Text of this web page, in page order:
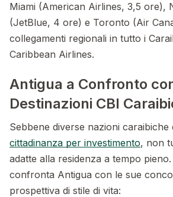
Miami (American Airlines, 3,5 ore),
(JetBlue, 4 ore) e Toronto (Air
collegamenti regionali in tutto i
Caribbean Airlines.
Antigua a Confronto
Destinazioni CBI
Sebbene diverse nazioni
cittadinanza per investimento, non
adatte alla residenza a tempo
confronta Antigua con le sue
prospettiva di stile di vita: